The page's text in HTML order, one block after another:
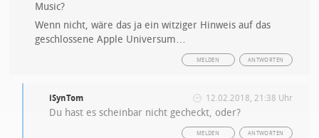
Music?
Wenn nicht, wäre das ja ein witziger Hinweis auf das
geschlossene Apple Universum…
ANTWORTEN
MELDEN
iSynTom 12.02.2018, 21:38 Uhr
Du hast es scheinbar nicht gecheckt, oder?
ANTWORTEN
MELDEN